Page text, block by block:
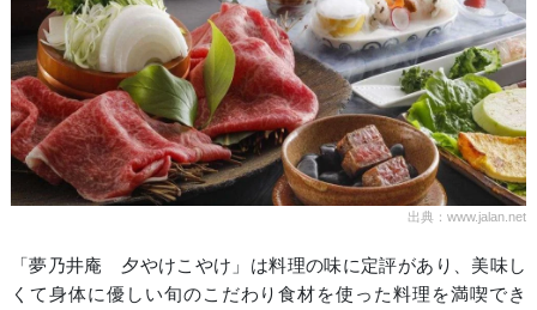
出典：www.jalan.net
「夢乃井庵 夕やけこやけ」は料理の味に定評があり、美味し
くて身体に優しい旬のこだわり食材を使った料理を満喫でき